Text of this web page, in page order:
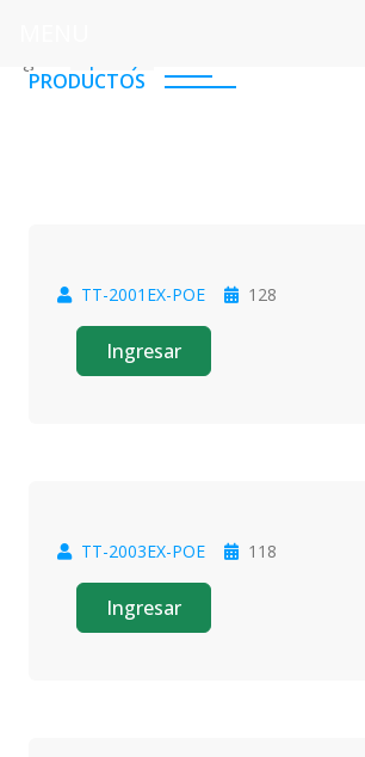
PRODUCTOS
1 2
Oferta
TT-2001EX-POE 128
Ingresar
Oferta
TT-2003EX-POE 118
Ingresar